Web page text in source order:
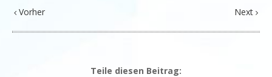
Vorher Next
Teile diesen Beitrag: